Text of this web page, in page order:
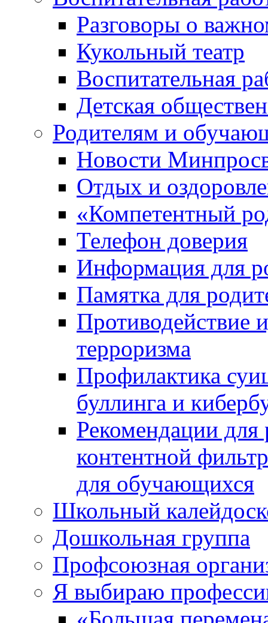
Разговоры о
Кукольный театр
Воспитательная
Детская
Родителям и
Новости
Отдых и
«Компетентный
Телефон доверия
Информация для
Памятка для
Противодействие
терроризма
Профилактика
буллинга и
Рекомендации для
контентной
для обучающихся
Школьный
Дошкольная группа
Профсоюзная
Я выбираю